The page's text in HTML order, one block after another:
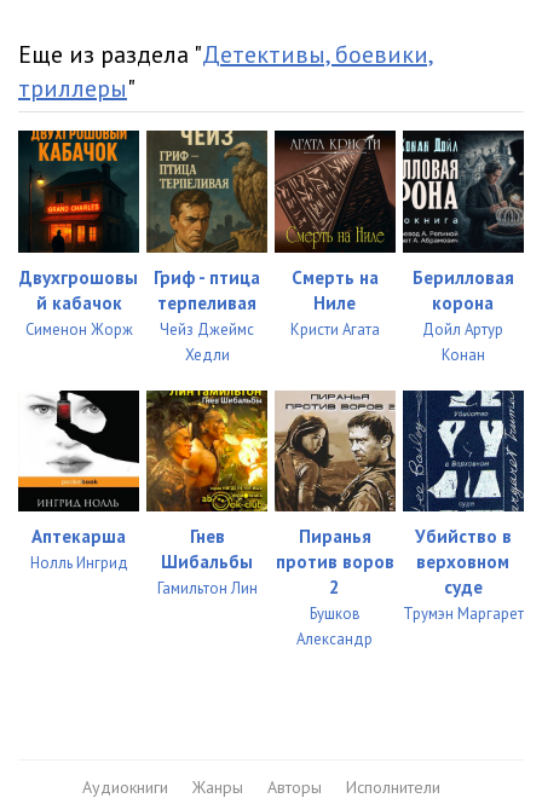
Еще из раздела "Детективы, боевики,
триллеры"
Двухгрошовы
й кабачок
Сименон Жорж
Гриф - птица
терпеливая
Чейз Джеймс
Хедли
Смерть на
Ниле
Кристи Агата
Берилловая
корона
Дойл Артур
Конан
Аптекарша
Нолль Ингрид
Гнев
Шибальбы
Гамильтон Лин
Пиранья
против воров
2
Бушков
Александр
Убийство в
верховном
суде
Трумэн Маргарет
Аудиокниги Жанры Авторы Исполнители